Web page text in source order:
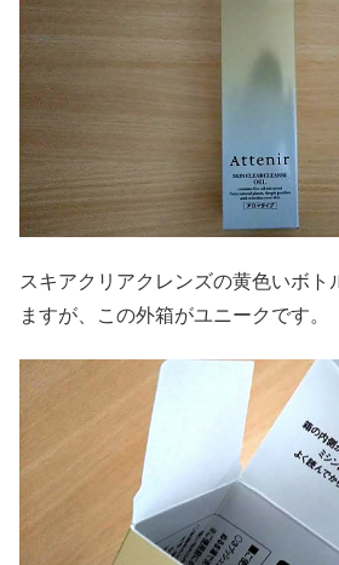
スキアクリアクレンズの黄色いボト
ますが、この外箱がユニークです。